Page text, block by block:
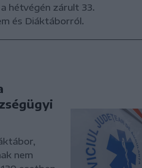
hétvégén zárult 33.
és Diáktáborról.
nem